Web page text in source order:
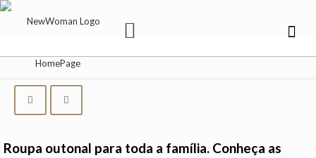
Roupa outonal para toda a família. Conheça as